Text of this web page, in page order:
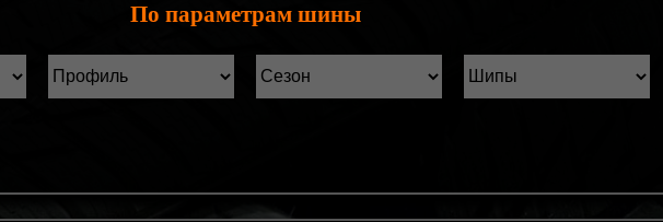
Статьи Лист2
По параметрам шины